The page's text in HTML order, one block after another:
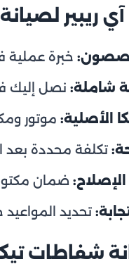
آي ريبير
خبرة عملية
شاملة: نصل إليك
الأصلية: موتور
تكلفة محددة
ضمان
تحديد المواعيد خلال 24 ساعة ومتابعة ما بعد
شفاطات